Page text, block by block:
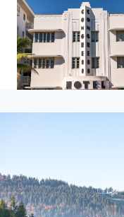
Przejdź
treści